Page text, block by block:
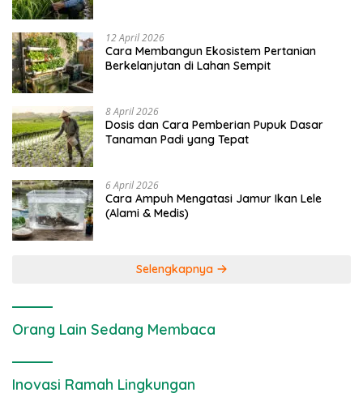
12 April 2026
Cara Membangun Ekosistem Pertanian
Berkelanjutan di Lahan Sempit
8 April 2026
Dosis dan Cara Pemberian Pupuk Dasar
Tanaman Padi yang Tepat
6 April 2026
Cara Ampuh Mengatasi Jamur Ikan Lele
(Alami & Medis)
Selengkapnya
Orang Lain Sedang Membaca
Inovasi Ramah Lingkungan